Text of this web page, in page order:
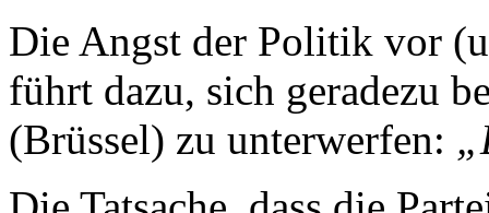
Die Angst der Politik vor
führt dazu, sich geradezu
(Brüssel) zu unterwerfen: